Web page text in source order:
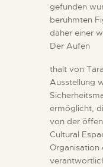
gefunden
berühmten
daher einer
Der Aufen
thalt von
Ausstellung
ermöglicht,
von der
Cultural
Organisation